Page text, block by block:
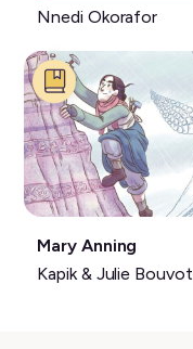
Nnedi Okorafor
Livre:
Mary Anning
Kapik & Julie Bouvot